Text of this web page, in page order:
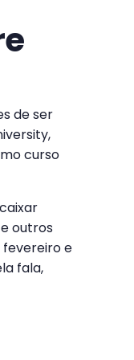
de ser
curso
outros
fevereiro e
fala,